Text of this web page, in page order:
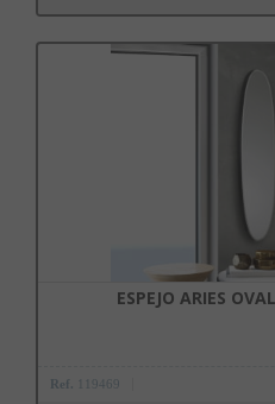
Añadir a la
ESPEJO ARIES
Ref. 119469